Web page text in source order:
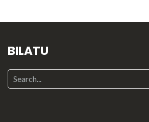
BILATU